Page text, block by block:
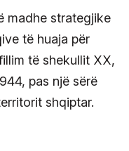
madhe strategjike
të huaja për
të shekullit XX,
pas një sërë
shqiptar.